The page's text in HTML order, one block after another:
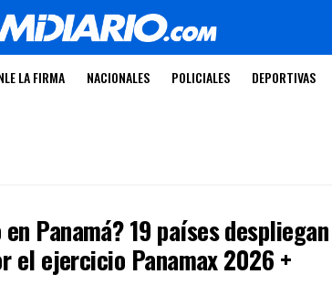
LA FIRMA NACIONALES POLICIALES DEPORTIVAS
Panamá? 19 países despliegan
el ejercicio Panamax 2026 +